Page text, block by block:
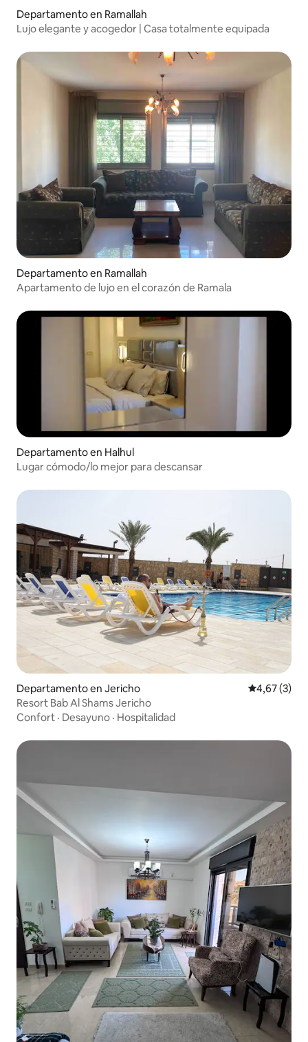
Departamento en Ramallah
Lujo elegante y acogedor | Casa totalmente equipada
Departamento en Ramallah
Apartamento de lujo en el corazón de Ramala
Departamento en Halhul
Lugar cómodo/lo mejor para descansar
Departamento en Jericho Calificación
4,67 (3)
Resort Bab Al Shams Jericho
Confort · Desayuno · Hospitalidad